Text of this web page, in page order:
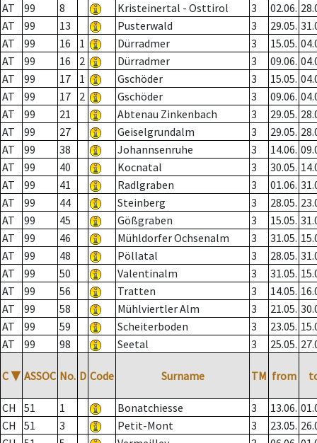
AT 99 8 Kristeinertal - Osttirol 3 02.06.
AT
99 13 Pusterwald 3 29.05.
AT
99 16 1 Dürradmer 3 15.05.
AT
99 16 2 Dürradmer 3 09.06.
AT
99 17 1 Gschöder 3 15.05.
AT
99 17 2 Gschöder 3 09.06.
AT
99 21 Abtenau Zinkenbach 3 29.05.
AT
99 27 Geiselgrundalm 3 29.05.
AT
99 38 Johannsenruhe 3 14.06.
AT
99 40 Kocnatal 3 30.05.
AT
99 41 Radlgraben 3 01.06.
AT
99 44 Steinberg 3 28.05.
AT
99 45 Gößgraben 3 15.05.
AT
99 46 Mühldorfer Ochsenalm 3 31.05.
AT
99 48 Pöllatal 3 28.05.
AT
99 50 Valentinalm 3 31.05.
AT
99 56 Tratten 3 14.05.
AT
99 58 Mühlviertler Alm 3 21.05.
AT
99 59 Scheiterboden 3 23.05.
AT
99 98 Seetal 3 25.05.
C ▼ ASSOC No. D Code Surname TM from
CH 51 1 Bonatchiesse 3 13.06.
CH
51 3 Petit-Mont 3 23.05.